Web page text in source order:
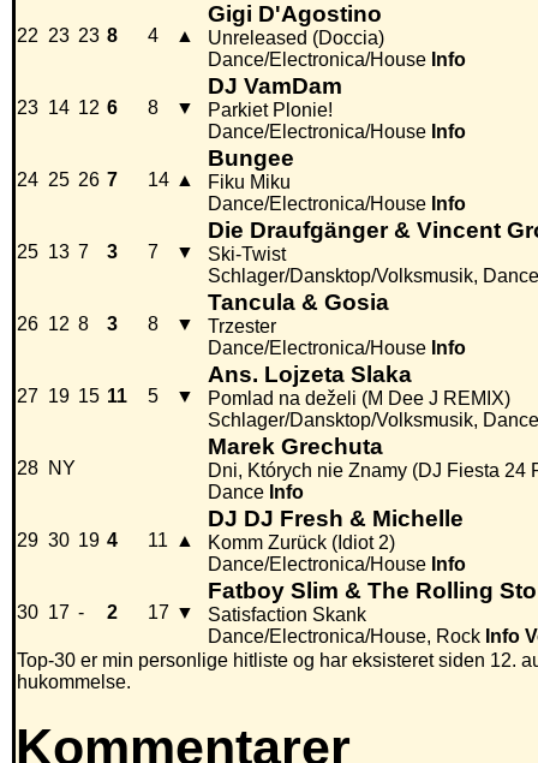
22 23 23 8 4 ▲
Gigi D'Agostino
Unreleased (Doccia)
Dance/Electronica/House Info
23 14 12 6 8 ▼
DJ VamDam
Parkiet Plonie!
Dance/Electronica/House Info
24 25 26 7 14 ▲
Bungee
Fiku Miku
Dance/Electronica/House Info
25 13 7 3 7 ▼
Die Draufgänger & Vincent
Ski-Twist
Schlager/Dansktop/Volksmusik,
26 12 8 3 8 ▼
Tancula & Gosia
Trzester
Dance/Electronica/House Info
27 19 15 11 5 ▼
Ans. Lojzeta Slaka
Pomlad na deželi (M Dee J REMIX)
Schlager/Dansktop/Volksmusik,
28 NY
Marek Grechuta
Dni, Których nie Znamy (DJ Fiesta 24
Dance Info
29 30 19 4 11 ▲
DJ DJ Fresh & Michelle
Komm Zurück (Idiot 2)
Dance/Electronica/House Info
30 17 - 2 17 ▼
Fatboy Slim & The Rolling
Satisfaction Skank
Dance/Electronica/House, Rock Info
Top-30 er min personlige hitliste og har eksisteret siden 12.
hukommelse.
Kommentarer